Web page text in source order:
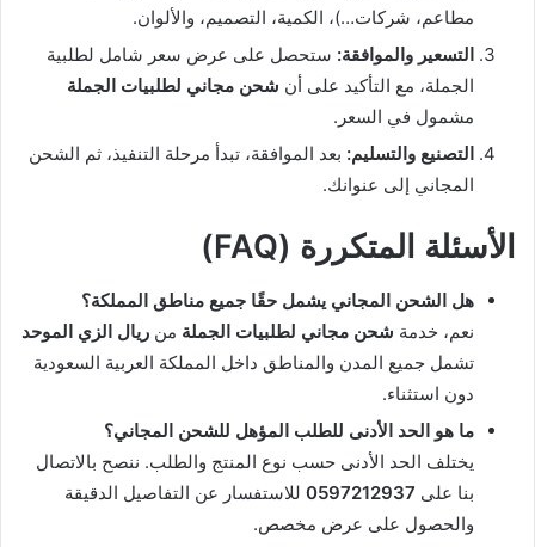
مطاعم، شركات…)، الكمية، التصميم، والألوان.
التسعير والموافقة: ستحصل على عرض سعر شامل لطلبية
الجملة، مع التأكيد على أن شحن مجاني لطلبيات الجملة
مشمول في السعر.
التصنيع والتسليم: بعد الموافقة، تبدأ مرحلة التنفيذ، ثم الشحن
المجاني إلى عنوانك.
الأسئلة المتكررة (FAQ)
هل الشحن المجاني يشمل حقًا جميع مناطق المملكة؟
نعم، خدمة شحن مجاني لطلبيات الجملة من ريال الزي الموحد
تشمل جميع المدن والمناطق داخل المملكة العربية السعودية
دون استثناء.
ما هو الحد الأدنى للطلب المؤهل للشحن المجاني؟
يختلف الحد الأدنى حسب نوع المنتج والطلب. ننصح بالاتصال
بنا على 0597212937 للاستفسار عن التفاصيل الدقيقة
والحصول على عرض مخصص.